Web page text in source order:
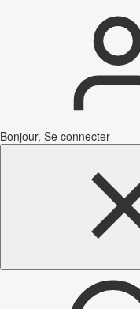
Bonjour, Se connecter